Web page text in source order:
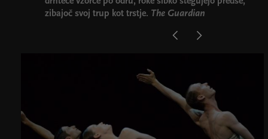
zibajoč svoj trup kot trstje. The Guardian